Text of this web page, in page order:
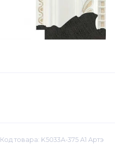
Код товара: K5033A-375 А1 Артэ